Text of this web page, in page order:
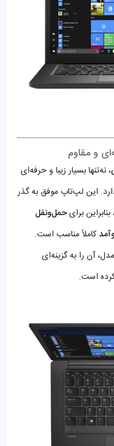
و مقاوم
، نه‌تنها بسیار زیبا و حرفه‌ای
این لپ‌تاپ موفق به گذر
حمل‌ونقل
کاملاً مناسب است.
آن را به گزینه‌ای
است.